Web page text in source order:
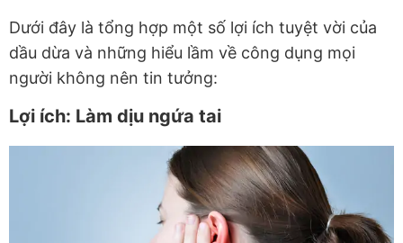
Dưới đây là tổng hợp một số lợi ích tuyệt vời của
dầu dừa và những hiểu lầm về công dụng mọi
người không nên tin tưởng:
Lợi ích: Làm dịu ngứa tai